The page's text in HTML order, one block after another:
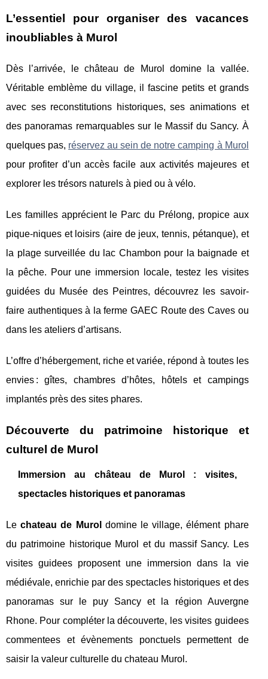
L’essentiel pour organiser des vacances
inoubliables à Murol
Dès l’arrivée, le château de Murol domine la vallée.
Véritable emblème du village, il fascine petits et grands
avec ses reconstitutions historiques, ses animations et
des panoramas remarquables sur le Massif du Sancy. À
quelques pas, réservez au sein de notre camping à Murol
pour profiter d’un accès facile aux activités majeures et
explorer les trésors naturels à pied ou à vélo.
Les familles apprécient le Parc du Prélong, propice aux
pique-niques et loisirs (aire de jeux, tennis, pétanque), et
la plage surveillée du lac Chambon pour la baignade et
la pêche. Pour une immersion locale, testez les visites
guidées du Musée des Peintres, découvrez les savoir-
faire authentiques à la ferme GAEC Route des Caves ou
dans les ateliers d’artisans.
L’offre d’hébergement, riche et variée, répond à toutes les
envies : gîtes, chambres d’hôtes, hôtels et campings
implantés près des sites phares.
Découverte du patrimoine historique et
culturel de Murol
Immersion au château de Murol : visites,
spectacles historiques et panoramas
Lechateau de Murol domine le village, élément phare
du patrimoine historique Murol et du massif Sancy. Les
visites guidees proposent une immersion dans la vie
médiévale, enrichie par des spectacles historiques et des
panoramas sur le puy Sancy et la région Auvergne
Rhone. Pour compléter la découverte, les visites guidees
commentees et évènements ponctuels permettent de
saisir la valeur culturelle du chateau Murol.